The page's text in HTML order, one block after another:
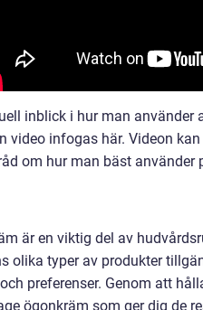
inblick i hur man
video infogas här. Videon
om hur man bäst
är en viktig del av
olika typer av produkter
preferenser. Genom att
ögonkräm som ger dig de